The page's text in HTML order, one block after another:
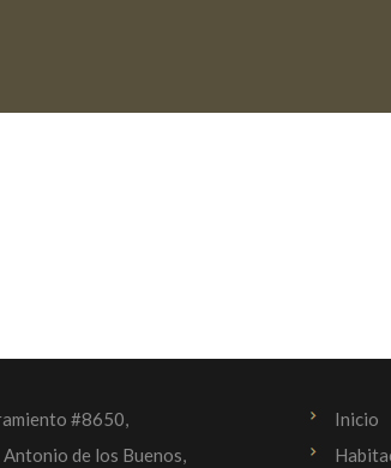
#8650,
Antonio de los Buenos,
Inicio